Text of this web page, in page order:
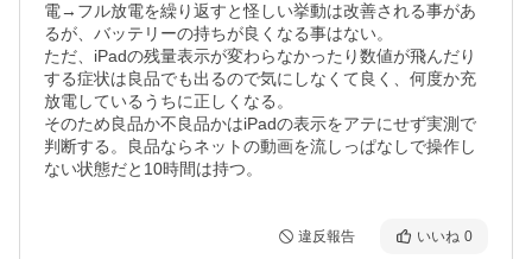
電→フル放電を繰り返すと怪しい挙動は改善される事があ
るが、バッテリーの持ちが良くなる事はない。
ただ、iPadの残量表示が変わらなかったり数値が飛んだり
する症状は良品でも出るので気にしなくて良く、何度か充
放電しているうちに正しくなる。
そのため良品か不良品かはiPadの表示をアテにせず実測で
判断する。良品ならネットの動画を流しっぱなしで操作し
ない状態だと10時間は持つ。
違反報告 いいね 0